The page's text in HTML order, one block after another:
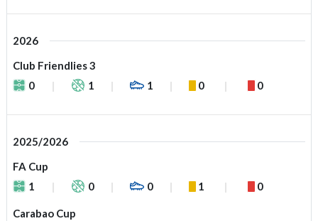
2026
Club Friendlies 3
0
1 1 0 0
2025/2026
FA Cup
1
0 0 1 0
Carabao Cup